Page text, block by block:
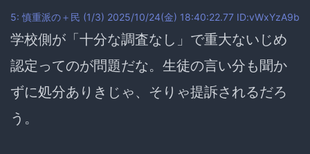
5: 慎重派の＋民 (1/3) 2025/10/24(金) 18:40:22.77 ID:vWxYzA9b
学校側が「十分な調査なし 」で重大ないじめ
認定ってのが問題だな。生徒の言い分も聞か
ずに処分ありきじゃ、そりゃ提訴されるだろ
う。